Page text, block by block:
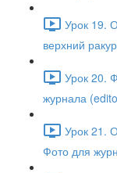
Урок 19.
верхний
Урок 20.
журнала
Урок 21.
Фото для